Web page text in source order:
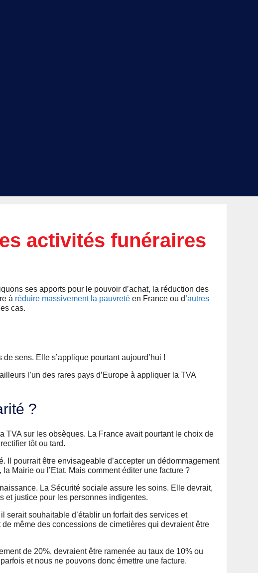
activités funéraires
ses apports pour le pouvoir d’achat, la réduction des
à réduire massivement la pauvreté en France ou d’autres
cas.
sens. Elle s’applique pourtant aujourd’hui !
l’un des rares pays d’Europe à appliquer la TVA
?
TVA sur les obsèques. La France avait pourtant le choix de
tôt ou tard.
Il pourrait être envisageable d’accepter un dédommagement
Mairie ou l’Etat. Mais comment éditer une facture ?
La Sécurité sociale assure les soins. Elle devrait,
et justice pour les personnes indigentes.
souhaitable d’établir un forfait des services et
même des concessions de cimetières qui devraient être
de 20%, devraient être ramenée au taux de 10% ou
et nous ne pouvons donc émettre une facture.